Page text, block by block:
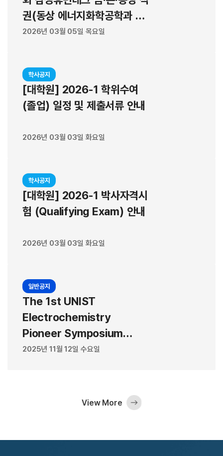
능성을 높일 수 있을 것으로 기대된다”고 설명했다. 이번 연구에는
UNIST 정석환, 원동후, 쑨 저(Sun Zhe) 연구원이 공동 제1저자로 참여
했다. 연구 결과는 에너지 소재 분야 국제학술지인 어드밴스드 에너지 머
다. (끝)
권(동상 에너지화학공학과 장
유진)
2026년 03월 05일 목요일
학사공지
[대학원] 2026-1 학위수여
(졸업) 일정 및 제출서류 안내
2026년 03월 03일 화요일
학사공지
[대학원] 2026-1 박사자격시
험 (Qualifying Exam) 안내
2026년 03월 03일 화요일
일반공지
The 1st UNIST
Electrochemistry
Pioneer Symposium
2025 PROGRAM BOOK
2025년 11월 12일 수요일
View More